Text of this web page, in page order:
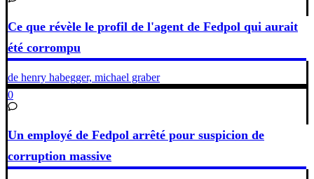
Ce que révèle le profil de l'agent de Fedpol qui aurait
été corrompu
de henry habegger, michael graber
0
Un employé de Fedpol arrêté pour suspicion de
corruption massive